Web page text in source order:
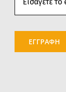
ΕΓΓΡΑΦΗ